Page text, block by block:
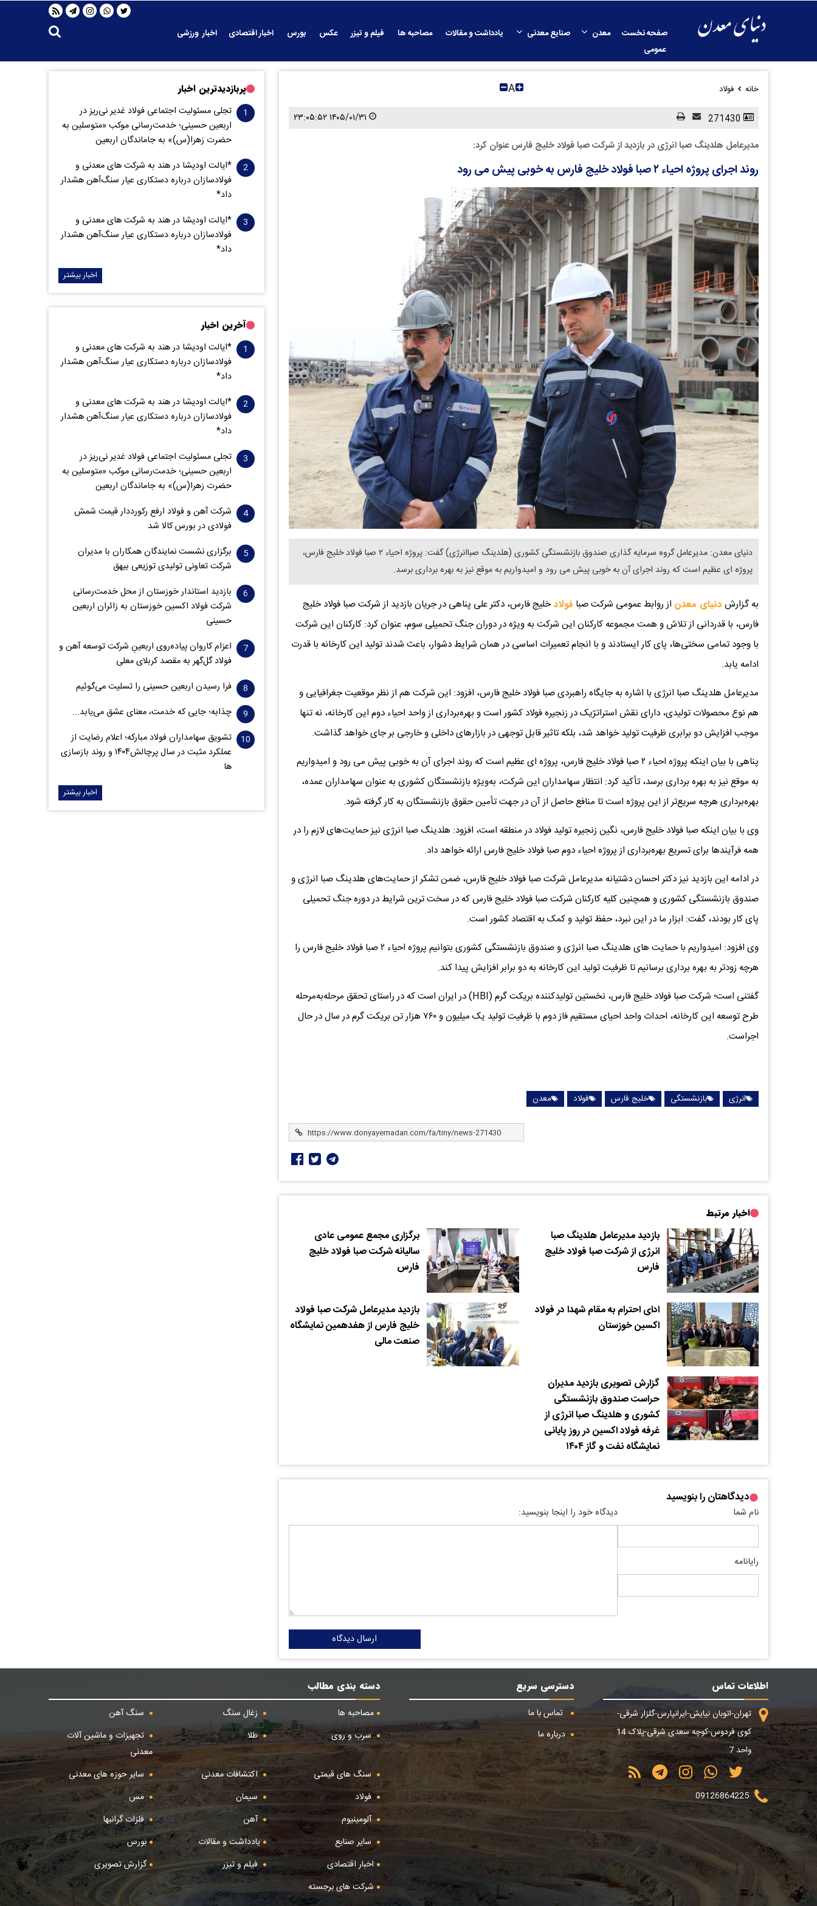
صفحه نخست معدن صنایع معدنی یادداشت و مقالات مصاحبه ها فیلم و تیزر عکس بورس اخبار اقتصادی
اخبار ورزشی
عمومی
خانه فولاد A
۱۴۰۵/۰۱/۳۱ ۲۳:۰۵:۵۲
مدیرعامل هلدینگ صبا انرژی در بازدید از شرکت صبا فولاد خلیج فارس عنوان کرد:
روند اجرای پروژه احیاء ۲ صبا فولاد خلیج فارس به خوبی پیش می رود
دنیای معدن: مدیرعامل گروه سرمایه گذاری صندوق بازنشستگی کشوری (هلدینگ صباانرژی) گفت: پروژه احیاء ۲ صبا فولاد خلیج فارس،
پروژه ای عظیم است که روند اجرای آن به خوبی پیش می رود و امیدواریم به موقع نیز به بهره برداری برسد.
به گزارش دنیای معدن از روابط عمومی شرکت صبا فولادخلیج فارس، دکتر علی پناهی در جریان بازدید از شرکت صبا فولاد خلیج
فارس، با قدردانی از تلاش و همت مجموعه کارکنان این شرکت به ویژه در دوران جنگ تحمیلی سوم، عنوان کرد: کارکنان این شرکت
با وجود تمامی سختی‌ها، پای کار ایستادند و با انجام تعمیرات اساسی در همان شرایط دشوار، باعث شدند تولید این کارخانه با قدرت
ادامه یابد.
مدیرعامل هلدینگ صبا انرژی با اشاره به جایگاه راهبردی صبا فولاد خلیج فارس، افزود: این شرکت هم از نظر موقعیت جغرافیایی و
هم نوع محصولات تولیدی، دارای نقش استراتژیک در زنجیره فولاد کشور است و بهره‌برداری از واحد احیاء دوم این کارخانه، نه تنها
موجب افزایش دو برابری ظرفیت تولید خواهد شد، بلکه تاثیر قابل توجهی در بازارهای داخلی و خارجی بر جای خواهد گذاشت.
پناهی با بیان اینکه پروژه احیاء ۲ صبا فولاد خلیج فارس، پروژه ای عظیم است که روند اجرای آن به خوبی پیش می رود و امیدواریم
به موقع نیز به بهره برداری برسد، تأکید کرد: انتظار سهامداران این شرکت، به‌ویژه بازنشستگان کشوری به عنوان سهامداران عمده،
بهره‌برداری هرچه سریع‌تر از این پروژه است تا منافع حاصل از آن در جهت تأمین حقوق بازنشستگان به کار گرفته شود.
وی با بیان اینکه صبا فولاد خلیج فارس، نگین زنجیره تولید فولاد در منطقه است، افزود: هلدینگ صبا انرژی نیز حمایت‌های لازم را در
همه فرآیندها برای تسریع بهره‌برداری از پروژه احیاء دوم صبا فولاد خلیج فارس ارائه خواهد داد.
در ادامه این بازدید نیز دکتر احسان دشتیانه مدیرعامل شرکت صبا فولاد خلیج فارس، ضمن تشکر از حمایت‌های هلدینگ صبا انرژی و
صندوق بازنشستگی کشوری و همچنین کلیه کارکنان شرکت صبا فولاد خلیج فارس که در سخت ترین شرایط در دوره جنگ تحمیلی
پای کار بودند، گفت: ابزار ما در این نبرد، حفظ تولید و کمک به اقتصاد کشور است.
وی افزود: امیدواریم با حمایت های هلدینگ صبا انرژی و صندوق بازنشستگی کشوری بتوانیم پروژه احیاء ۲ صبا فولاد خلیج فارس را
هرچه زودتر به بهره برداری برسانیم تا ظرفیت تولید این کارخانه به دو برابر افزایش پیدا کند.
گفتنی است؛ شرکت صبا فولاد خلیج فارس، نخستین تولیدکننده بریکت گرم (HBI) در ایران است که در راستای تحقق مرحله‌به‌مرحله
طرح توسعه این کارخانه، احداث واحد احیای مستقیم فاز دوم با ظرفیت تولید یک میلیون و ۷۶۰ هزار تن بریکت گرم در سال در حال
اجراست.
انرژی بازنشستگی خلیج فارس فولاد معدن
اخبار مرتبط
بازدید مدیرعامل هلدینگ صبا
انرژی از شرکت صبا فولاد خلیج
فارس
برگزاری مجمع عمومی عادی
سالیانه شرکت صبا فولاد خلیج
فارس
ادای احترام به مقام شهدا در فولاد
اکسین خوزستان
بازدید مدیرعامل شرکت صبا فولاد
خلیج فارس از هفدهمین نمایشگاه
صنعت مالی
گزارش تصویری بازدید مدیران
حراست صندوق بازنشستگی
کشوری و هلدینگ صبا انرژی از
غرفه فولاد اکسین در روز پایانی
نمایشگاه نفت و گاز ۱۴۰۴
دیدگاهتان را بنویسید
نام شما
رایانامه
دیدگاه خود را اینجا بنویسید:
ارسال دیدگاه
پربازدیدترین اخبار
تجلی مسئولیت اجتماعی فولاد غدیر نی‌ریز در
اربعین حسینی؛ خدمت‌رسانی موکب «متوسلین به
حضرت زهرا(س)» به جاماندگان اربعین
*ایالت اودیشا در هند به شرکت های معدنی و
فولادسازان درباره دستکاری عیار سنگ‌آهن هشدار
داد*
*ایالت اودیشا در هند به شرکت های معدنی و
فولادسازان درباره دستکاری عیار سنگ‌آهن هشدار
داد*
اخبار بیشتر
آخرین اخبار
*ایالت اودیشا در هند به شرکت های معدنی و
فولادسازان درباره دستکاری عیار سنگ‌آهن هشدار
داد*
*ایالت اودیشا در هند به شرکت های معدنی و
فولادسازان درباره دستکاری عیار سنگ‌آهن هشدار
داد*
تجلی مسئولیت اجتماعی فولاد غدیر نی‌ریز در
اربعین حسینی؛ خدمت‌رسانی موکب «متوسلین به
حضرت زهرا(س)» به جاماندگان اربعین
شرکت آهن و فولاد ارفع رکورددار قیمت شمش
فولادی در بورس کالا شد
برگزاری نشست نمایندگان همکاران با مدیران
شرکت تعاونی تولیدی توزیعی بیهق
بازدید استاندار خوزستان از محل خدمت‌رسانی
شرکت فولاد اکسین خوزستان به زائران اربعین
حسینی
اعزام کاروان پیاده‌روی اربعینِ شرکت توسعه آهن و
فولاد گل‌گهر به مقصد کربلای معلی
فرا رسیدن اربعین حسینی را تسلیت می‌گوئیم
چذابه؛ جایی که خدمت، معنای عشق می‌یابد...
تشویق سهامداران فولاد مبارکه؛ اعلام رضایت از
عملکرد مثبت در سال پرچالش۱۴۰۴ و روند بازسازی
ها
اخبار بیشتر
اطلاعات تماس
تهران-اتوبان نیایش-ایرانپارس-گلزار شرقی-
کوی فردوس-کوچه سعدی شرقی-پلاک 14
واحد 7
09126864225
دسترسی سریع
تماس با ما
درباره ما
دسته بندی مطالب
مصاحبه ها
زغال سنگ
سنگ آهن
سرب و روی
طلا
تجهیزات و ماشین آلات
معدنی
سنگ های قیمتی
اکتشافات معدنی
سایر حوزه های معدنی
فولاد
سیمان
مس
آلومینیوم
آهن
فلزات گرانبها
سایر صنایع
یادداشت و مقالات
بورس
اخبار اقتصادی
فیلم و تیزر
گزارش تصویری
شرکت های برجسته